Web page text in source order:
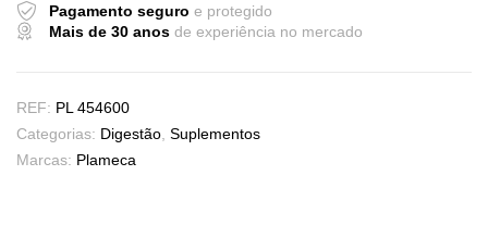
Pagamento seguro e protegido
Mais de 30 anos de experiência no mercado
REF: PL 454600
Categorias: Digestão Suplementos
Marcas: Plameca